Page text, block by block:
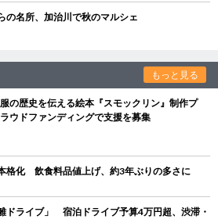
の名所、加治川で秋のマルシェ
もっと見る
の歴史を伝える絵本『スモックリン』制作プ
ウドファンディングで支援を募集
格化 飲食料品値上げ、約3年ぶりの多さに
ドライブ」 宿泊ドライブ予算4万円超、渋滞・